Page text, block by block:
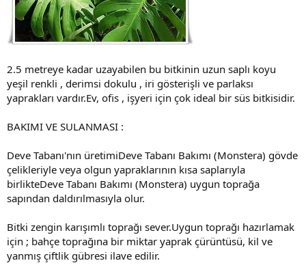
2.5 metreye kadar uzayabilen bu bitkinin uzun saplı koyu
yeşil renkli , derimsi dokulu , iri gösterişli ve parlaksı
yaprakları vardır.Ev, ofis , işyeri için çok ideal bir süs bitkisidir.
BAKIMI VE SULANMASI :
Deve Tabanı'nın üretimiDeve Tabanı Bakımı (Monstera) gövde
çelikleriyle veya olgun yapraklarının kısa saplarıyla
birlikteDeve Tabanı Bakımı (Monstera) uygun toprağa
sapından daldırılmasıyla olur.
Bitki zengin karışımlı toprağı sever.Uygun toprağı hazırlamak
için ; bahçe toprağına bir miktar yaprak çürüntüsü, kil ve
yanmış çiftlik gübresi ilave edilir.